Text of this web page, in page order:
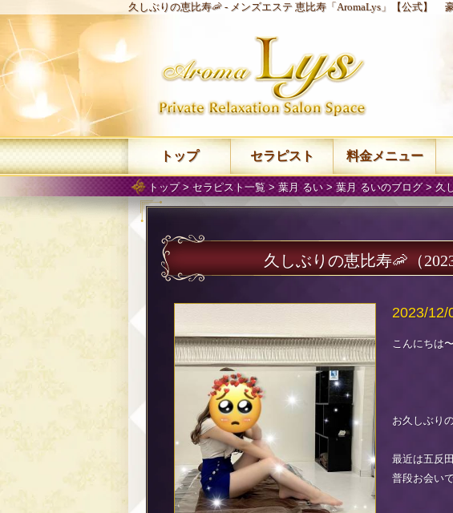
久しぶりの恵比寿🦐 - メンズエステ 恵比寿「AromaLys」【公式】
トップ> セラピスト一覧>葉月 るい > 葉月 るいのブログ> 久
久しぶりの恵比寿🦐 （
2023/12/
こんにちは
お久しぶり
最近は五反
普段お会い
トップ セラピスト 料金メニュー